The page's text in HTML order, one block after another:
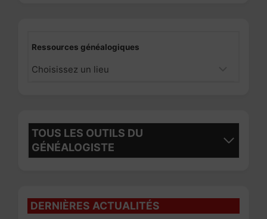
Ressources généalogiques
TOUS LES OUTILS DU
GÉNÉALOGISTE
DERNIÈRES ACTUALITÉS